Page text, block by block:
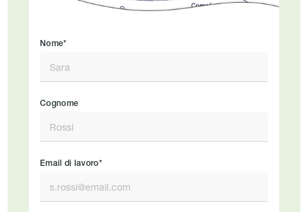
Nome*
Cognome
Email di lavoro*